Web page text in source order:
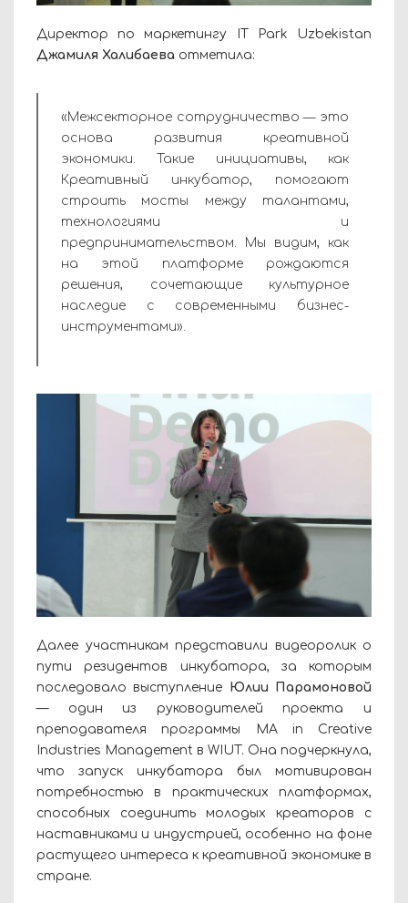
Директор по маркетингу IT Park Uzbekistan
Джамиля Халибаева отметила:
«Межсекторное сотрудничество — это
основа развития креативной
экономики. Такие инициативы, как
Креативный инкубатор, помогают
строить мосты между талантами,
технологиями и
предпринимательством. Мы видим, как
на этой платформе рождаются
решения, сочетающие культурное
наследие с современными бизнес-
инструментами».
Далее участникам представили видеоролик о
пути резидентов инкубатора, за которым
последовало выступление
Юлии Парамоновой
— один из руководителей проекта и
преподавателя программы MA in Creative
Industries Management в WIUT. Она подчеркнула,
что запуск инкубатора был мотивирован
потребностью в практических платформах,
способных соединить молодых креаторов с
наставниками и индустрией, особенно на фоне
растущего интереса к креативной экономике в
стране.